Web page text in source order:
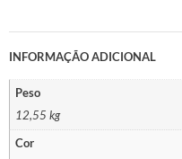
INFORMAÇÃO ADICIONAL
Peso
12,55 kg
Cor